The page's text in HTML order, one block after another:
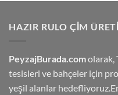
HAZIR RULO ÇIM
PeyzajBurada.comolarak,
tesisleri ve bahçeler için
yeşil alanlar